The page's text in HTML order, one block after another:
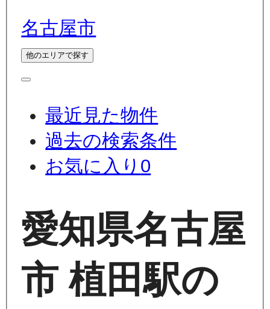
名古屋市
他のエリアで探す
最近見た物件
過去の検索条件
お気に入り 0
愛知県名古屋
市 植田駅の